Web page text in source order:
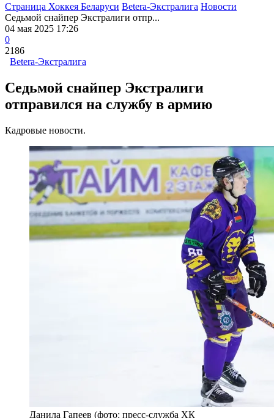
Страница Хоккея Беларуси Betera-Экстралига Новости
Седьмой снайпер Экстралиги отпр...
04 мая 2025 17:26
0
2186
Betera-Экстралига
Седьмой снайпер Экстралиги
отправился на службу в армию
Кадровые новости.
Данила Гапеев (фото: пресс-служба ХК